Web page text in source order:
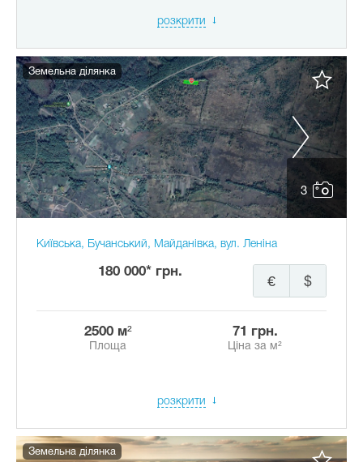
розкрити
3
Земельна ділянка
Київська, Бучанський, Майданівка, вул. Леніна
180 000* грн.
$
€
2500 м²
Площа
71 грн.
Ціна за м²
розкрити
Земельна ділянка